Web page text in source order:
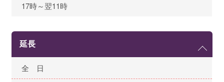
17時～翌11時
延長
全 日